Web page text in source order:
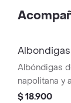
Albóndigas
napolitana y
$ 18.900